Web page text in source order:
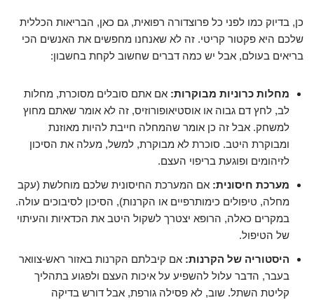
כן, בדיוק כמו לפני כל פרוצדורה רפואית, גם כאן, הבריאות הכללית
שלכם היא פקטור קריטי. זה לא שאנחנו מחפשים את האנשים הכי
בריאים בעולם, אבל יש כמה דברים שחשוב לקחת בחשבון:
מחלות כרוניות מבוקרות: אם אתם סובלים מסוכרת, מחלות
לב, לחץ דם גבוה או אוסטיאופורוזיס, זה לא אומר שאתם מחוץ
למשחק. אבל זה כן אומר שהמחלה חייבת להיות מאוזנת
ומבוקרת היטב. סוכרת לא מבוקרת, למשל, מעלה את הסיכון
לזיהומים ופוגעת בריפוי העצם.
מערכת חיסונית: אם המערכת החיסונית שלכם מוחלשת (עקב
מחלה, טיפולים כימותרפיים או הקרנות), הסיכון לסיבוכים עולה.
במקרים כאלה, הרופא יצטרך לשקול היטב את הכדאיות והעיתוי
של הטיפול.
היסטוריה של הקרנות: אם קיבלתם הקרנות באזור ראש-צוואר
בעבר, הדבר עלול להשפיע על איכות העצם ולפגוע בתהליך
קליטת השתל. שוב, לא פסילה גורפת, אבל דורש בדיקה